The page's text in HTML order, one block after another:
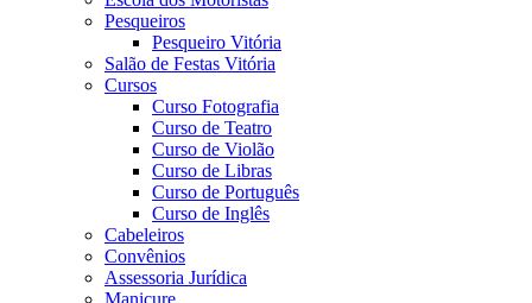
Pesqueiros
Pesqueiro Vitória
Salão de Festas Vitória
Cursos
Curso Fotografia
Curso de Teatro
Curso de Violão
Curso de Libras
Curso de Português
Curso de Inglês
Cabeleiros
Convênios
Assessoria Jurídica
Manicure